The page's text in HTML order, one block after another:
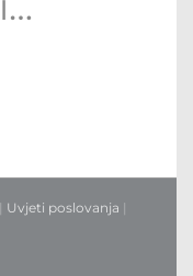
Uvjeti poslovanja |